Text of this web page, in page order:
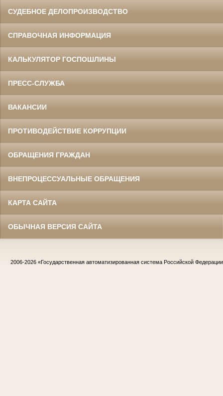
СУДЕБНОЕ ДЕЛОПРОИЗВОДСТВО
СПРАВОЧНАЯ ИНФОРМАЦИЯ
КАЛЬКУЛЯТОР ГОСПОШЛИНЫ
ПРЕСС-СЛУЖБА
ВАКАНСИИ
ПРОТИВОДЕЙСТВИЕ КОРРУПЦИИ
ОБРАЩЕНИЯ ГРАЖДАН
ВНЕПРОЦЕССУАЛЬНЫЕ ОБРАЩЕНИЯ
КАРТА САЙТА
ОБЫЧНАЯ ВЕРСИЯ САЙТА
2006-2026 «Государственная автоматизированная система Российской